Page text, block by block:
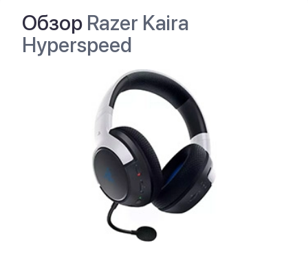
Обзор Razer Kaira
Hyperspeed